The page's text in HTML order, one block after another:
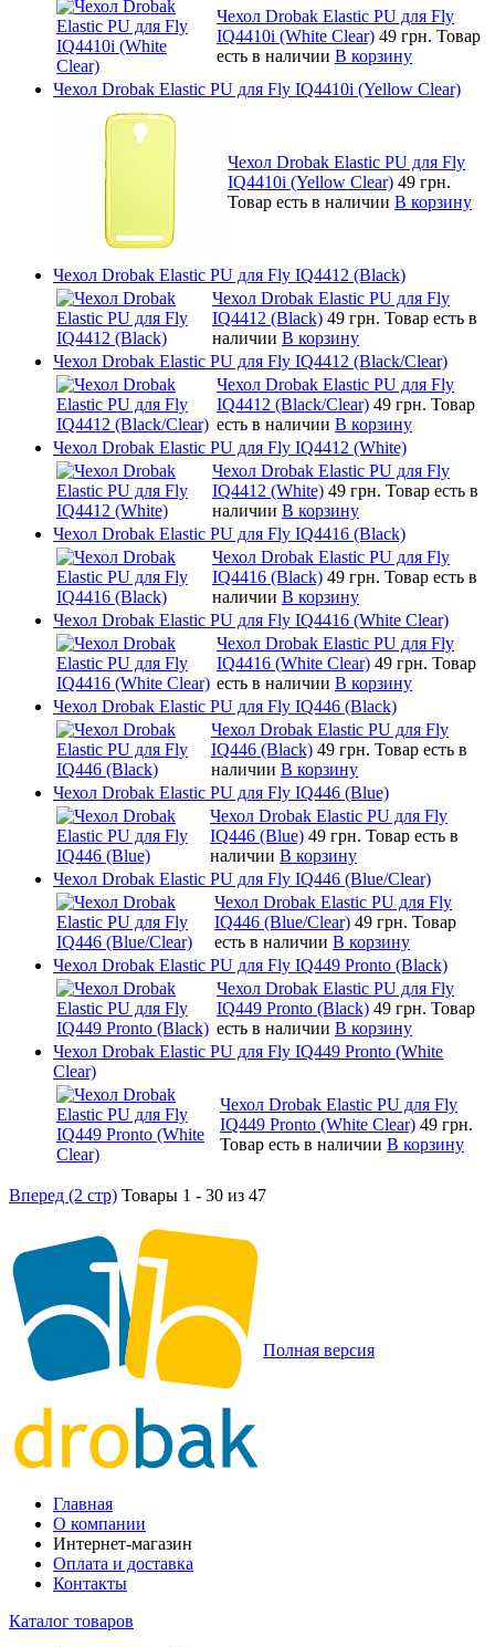
Чехол Drobak Elastic PU для Fly
IQ4410i (White Clear) 49 грн. Товар
есть в наличии В корзину
Чехол Drobak Elastic PU для Fly IQ4410i (Yellow Clear)
Чехол Drobak Elastic PU для Fly
IQ4410i (Yellow Clear) 49 грн.
Товар есть в наличии В корзину
Чехол Drobak Elastic PU для Fly IQ4412 (Black)
Чехол Drobak Elastic PU для Fly
IQ4412 (Black) 49 грн. Товар есть в
наличии В корзину
Чехол Drobak Elastic PU для Fly IQ4412 (Black/Clear)
Чехол Drobak Elastic PU для Fly
IQ4412 (Black/Clear) 49 грн. Товар
есть в наличии В корзину
Чехол Drobak Elastic PU для Fly IQ4412 (White)
Чехол Drobak Elastic PU для Fly
IQ4412 (White) 49 грн. Товар есть в
наличии В корзину
Чехол Drobak Elastic PU для Fly IQ4416 (Black)
Чехол Drobak Elastic PU для Fly
IQ4416 (Black) 49 грн. Товар есть в
наличии В корзину
Чехол Drobak Elastic PU для Fly IQ4416 (White Clear)
Чехол Drobak Elastic PU для Fly
IQ4416 (White Clear) 49 грн. Товар
есть в наличии В корзину
Чехол Drobak Elastic PU для Fly IQ446 (Black)
Чехол Drobak Elastic PU для Fly
IQ446 (Black) 49 грн. Товар есть в
наличии В корзину
Чехол Drobak Elastic PU для Fly IQ446 (Blue)
Чехол Drobak Elastic PU для Fly
IQ446 (Blue) 49 грн. Товар есть в
наличии В корзину
Чехол Drobak Elastic PU для Fly IQ446 (Blue/Сlear)
Чехол Drobak Elastic PU для Fly
IQ446 (Blue/Сlear) 49 грн. Товар
есть в наличии В корзину
Чехол Drobak Elastic PU для Fly IQ449 Pronto (Black)
Чехол Drobak Elastic PU для Fly
IQ449 Pronto (Black) 49 грн. Товар
есть в наличии В корзину
Чехол Drobak Elastic PU для Fly IQ449 Pronto (White
Clear)
Чехол Drobak Elastic PU для Fly
IQ449 Pronto (White Clear) 49 грн.
Товар есть в наличии В корзину
Вперед (2 стр) Товары 1 - 30 из 47
Полная версия
Главная
О компании
Интернет-магазин
Оплата и доставка
Контакты
Каталог товаров